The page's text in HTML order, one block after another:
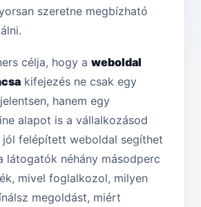
szeretne megbízható
célja, hogy a weboldal
kifejezés ne csak egy
hanem egy
alapot is a vállalkozásod
jól felépített weboldal segíthet
látogatók néhány másodperc
mivel foglalkozol, milyen
megoldást, miért